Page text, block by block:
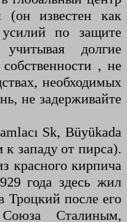
(он известен как
по защите
долгие
, не
необходимых
не задерживайте
Sk, Büyükada
к западу от пирса).
красного кирпича
года здесь жил
Троцкий после его
Сталиным,